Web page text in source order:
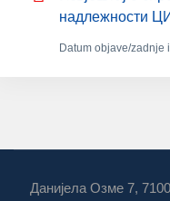
надлежности
Datum objave/zadnje
Данијела Озме 7,